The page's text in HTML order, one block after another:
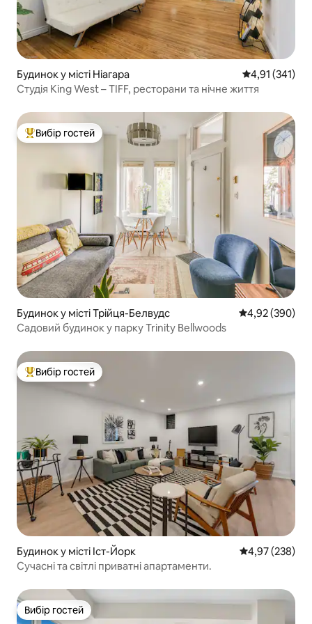
Будинок у місті Ніагара Середня
4,91 (341)
Студія King West – TIFF, ресторани та нічне життя
Топ вибір гостей
Вибір гостей
Будинок у місті Трійця-Белвудс Середня
4,92 (390)
Садовий будинок у парку Trinity Bellwoods
Топ вибір гостей
Вибір гостей
Будинок у місті Іст-Йорк Середня
4,97 (238)
Сучасні та світлі приватні апартаменти.
Вибір гостей
Вибір гостей